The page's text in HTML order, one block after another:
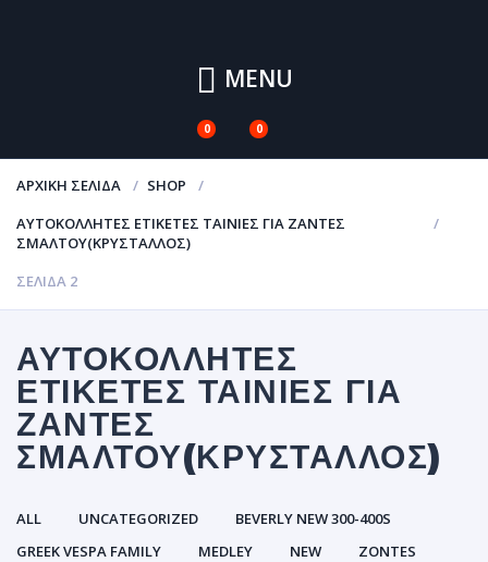
MENU
0 0
ΑΡΧΙΚΉ ΣΕΛΊΔΑ
SHOP
ΑΥΤΟΚΌΛΛΗΤΕΣ ΕΤΙΚΈΤΕΣ ΤΑΙΝΊΕΣ ΓΙΑ ΖΆΝΤΕΣ
ΣΜΆΛΤΟΥ(ΚΡΎΣΤΑΛΛΟΣ)
ΣΕΛΊΔΑ 2
ΑΥΤΟΚΌΛΛΗΤΕΣ
ΕΤΙΚΈΤΕΣ ΤΑΙΝΊΕΣ ΓΙΑ
ΖΆΝΤΕΣ
ΣΜΆΛΤΟΥ(ΚΡΎΣΤΑΛΛΟΣ)
ALL UNCATEGORIZED
BEVERLY NEW 300-400S
GREEK VESPA FAMILY
MEDLEY NEW
ZONTES